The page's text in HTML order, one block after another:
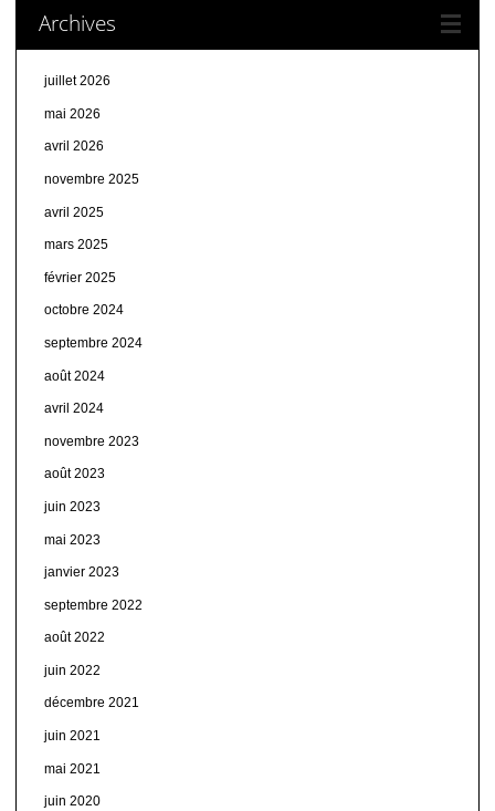
Archives
juillet 2026
mai 2026
avril 2026
novembre 2025
avril 2025
mars 2025
février 2025
octobre 2024
septembre 2024
août 2024
avril 2024
novembre 2023
août 2023
juin 2023
mai 2023
janvier 2023
septembre 2022
août 2022
juin 2022
décembre 2021
juin 2021
mai 2021
juin 2020